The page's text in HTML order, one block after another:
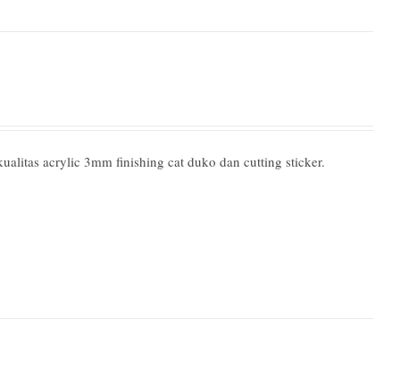
acrylic 3mm finishing cat duko dan cutting sticker.